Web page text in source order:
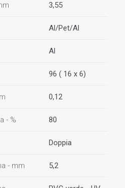
3,55
Al/Pet/Al
Al
96 ( 16 x 6)
0,12
- % 80
Doppia
- mm 5,2